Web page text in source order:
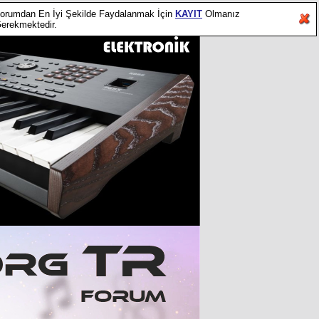
En İyi Şekilde Faydalanmak İçin KAYIT Olmanız